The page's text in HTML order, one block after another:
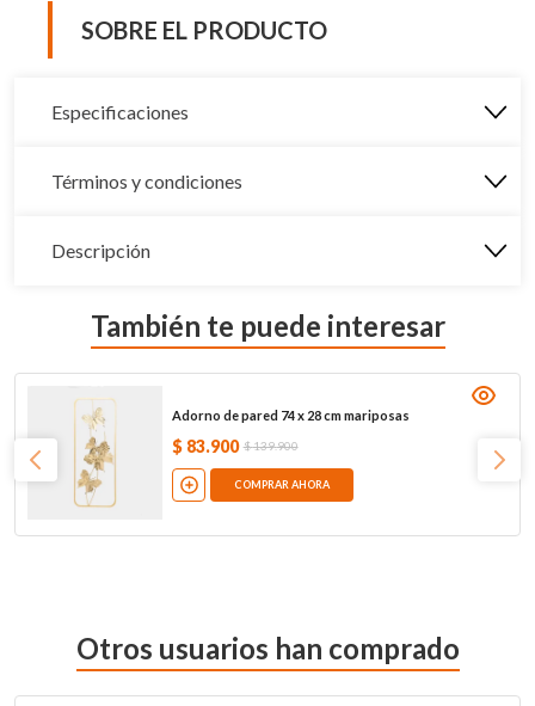
SOBRE EL PRODUCTO
Especificaciones
Términos y condiciones
Descripción
También te puede interesar
Adorno de pared 74 x 28 cm mariposas
$ 83.900 $139.900
COMPRAR AHORA
Otros usuarios han comprado